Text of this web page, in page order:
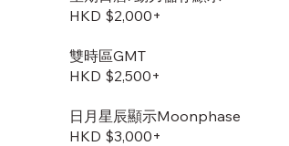
HKD $2,000+
雙時區GMT
HKD $2,500+
日月星辰顯示Moonphase
HKD $3,000+